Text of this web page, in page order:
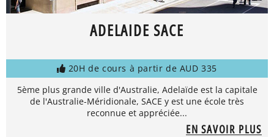
ADELAIDE SACE
20H de cours à partir de AUD 335
5ème plus grande ville d'Australie, Adelaïde est la capitale
de l'Australie-Méridionale, SACE y est une école très
reconnue et appréciée...
EN SAVOIR PLUS